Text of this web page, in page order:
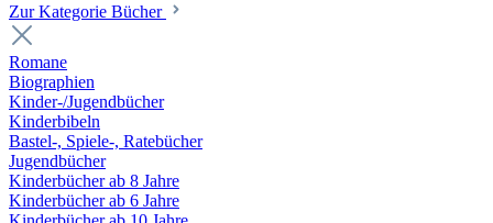
Zur Kategorie Bücher
Romane
Biographien
Kinder-/Jugendbücher
Kinderbibeln
Bastel-, Spiele-, Ratebücher
Jugendbücher
Kinderbücher ab 8 Jahre
Kinderbücher ab 6 Jahre